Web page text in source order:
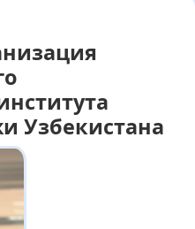
Узбекистана